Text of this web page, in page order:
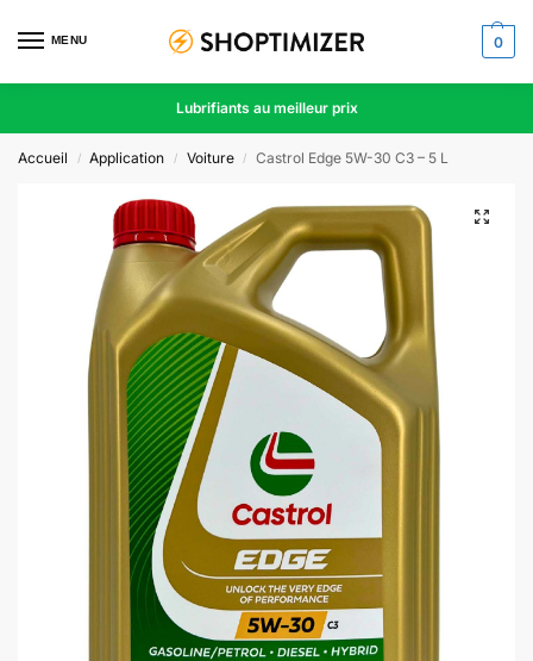
MENU 0
Lubrifiants au meilleur prix
Accueil / Application / Voiture / Castrol Edge 5W-30 C3 – 5 L